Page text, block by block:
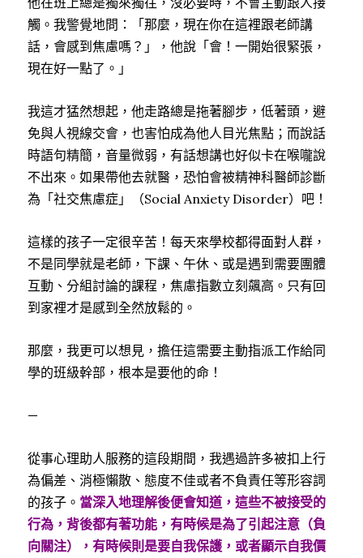
觸。我警覺地問：「那麼，現在你在這裡跟老師講
話，會感到焦慮嗎？」，他說「會！一開始很緊張，
現在好一點了。」
我這才猛然想起，他走路總是拖著腳步，低著頭，避
免與人視線交會，也害怕成為他人目光焦點；而說話
時語句精簡，音量微弱，有話想講也好似卡在喉嚨說
不出來。如果帶他去就醫，恐怕會被精神科醫師診斷
為「社交焦慮症」（Social Anxiety Disorder）吧！
這樣的孩子一定很辛苦！每天來學校都得面對人群，
不是同學就是老師，下課、午休、或是遇到需要團體
互動、分組討論的課程，焦慮指數立刻飆高。只有回
到家裡才是感到全然放鬆的。
那麼，我更可以想見，擔任這需要主動指派工作給同
學的班級幹部，根本是要他的命！
—
從事心理助人服務的這段期間，我遇過許多被扣上行
為偏差、消極懶散、態度不佳或者不負責任等形容詞
的孩子。 當深入地理解後便會知道，這些不被接受的
行為，背後都有著功能，有時候是為了引起注意（負
向關注），有時候則是要自我保護，或者顯示自我價